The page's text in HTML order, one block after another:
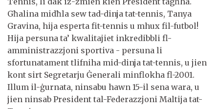
Għalina midħla sew tad-dinja tat-tennis, Tanya
Gravina, hija esperta fit-tennis u mhux fil-futbol!
Hija persuna ta’ kwalitajiet inkredibbli fl-
amministrazzjoni sportiva - persuna li
sfortunatament tlifniha mid-dinja tat-tennis, u jien
kont sirt Segretarju Ġenerali minflokha fl-2001.
Illum il-ġurnata, ninsabu hawn 15-il sena wara, u
jien ninsab President tal-Federazzjoni Maltija tat-